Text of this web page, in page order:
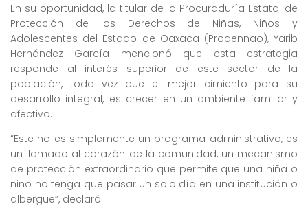
En su oportunidad, la titular de la Procuraduría Estatal de
Protección de los Derechos de Niñas, Niños y
Adolescentes del Estado de Oaxaca (Prodennao), Yarib
Hernández García mencionó que esta estrategia
responde al interés superior de este sector de la
población, toda vez que el mejor cimiento para su
desarrollo integral, es crecer en un ambiente familiar y
afectivo.
“Este no es simplemente un programa administrativo, es
un llamado al corazón de la comunidad, un mecanismo
de protección extraordinario que permite que una niña o
niño no tenga que pasar un solo día en una institución o
albergue”, declaró.